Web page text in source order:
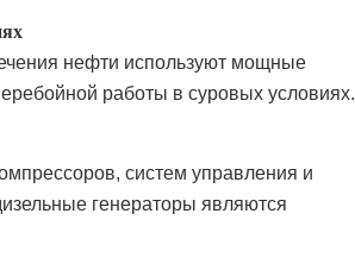
нефти используют мощные
работы в суровых условиях.
систем управления и
генераторы являются